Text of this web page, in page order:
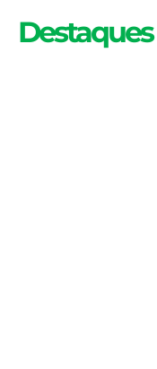
Destaques